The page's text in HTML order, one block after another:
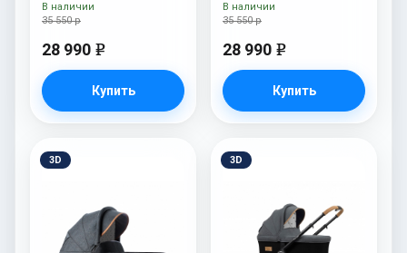
35 550 р
28 990 e
Купить
В наличии
35 550 р
28 990 e
Купить
В наличии
3D 3D